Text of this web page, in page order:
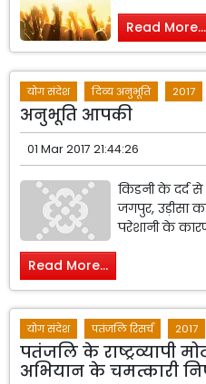
Read More...
योग संदेश दिव्य अनुभूति 2017
अनुभूति आपकी
01 Mar 2017 21:44:26
किडनी के दर्द से
जगपुर, उड़ीसा
परेशानी के
Read More...
योग संदेश पतंजलि रिसर्च 2017
पतंजलि के राष्ट्रव्यापी
अभियान के चमत्कारी